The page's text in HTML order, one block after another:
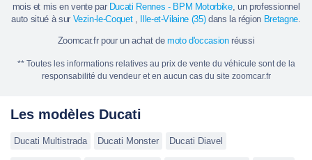
mois et mis en vente par Ducati Rennes - BPM Motorbike, un professionnel
auto situé à sur Vezin-le-Coquet, Ille-et-Vilaine (35) dans la région Bretagne.
Zoomcar.fr pour un achat de moto d'occasionréussi
** Toutes les informations relatives au prix de vente du véhicule sont de la
responsabilité du vendeur et en aucun cas du site zoomcar.fr
Les modèles Ducati
Ducati Multistrada Ducati Monster Ducati Diavel